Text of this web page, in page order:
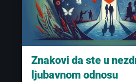
Znakovi da ste u
ljubavnom odnosu